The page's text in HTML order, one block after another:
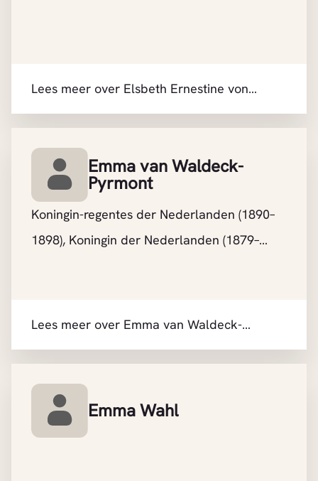
Lees meer over Elsbeth Ernestine von
Emma van Waldeck-
Pyrmont
Koningin-regentes der Nederlanden (1890–
1898), Koningin der Nederlanden (1879–
Lees meer over Emma van Waldeck-
Emma Wahl